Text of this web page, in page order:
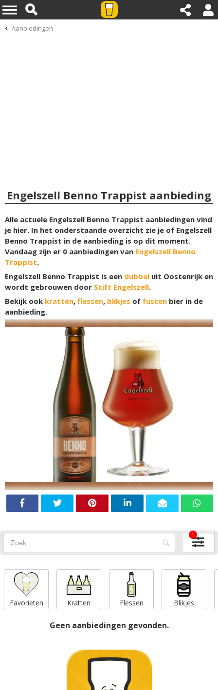
Aanbiedingen
Engelszell Benno Trappist aanbieding
Alle actuele Engelszell Benno Trappist aanbiedingen vind
je hier. In het onderstaande overzicht zie je of Engelszell
Benno Trappist in de aanbieding is op dit moment.
Vandaag zijn er 0 aanbiedingen van Engelszell Benno
Trappist.
Engelszell Benno Trappist is een dubbel uit Oostenrijk en
wordt gebrouwen door Stift Engelszell.
Bekijk ook kratten, flessen, blikjes of fusten bier in de
aanbieding.
1
Favorieten Kratten Flessen Blikjes
Geen aanbiedingen gevonden.